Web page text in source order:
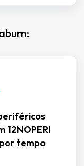
12NOPERI
tempo